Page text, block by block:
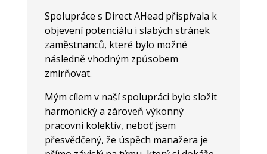
Spolupráce s Direct AHead přispívala k
objevení potenciálu i slabých stránek
zaměstnanců, které bylo možné
následně vhodným způsobem
zmírňovat.
Mým cílem v naší spolupráci bylo složit
harmonický a zároveň výkonný
pracovní kolektiv, neboť jsem
přesvědčený, že úspěch manažera je